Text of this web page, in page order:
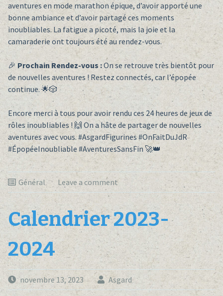
aventures en mode marathon épique, d’avoir apporté une
bonne ambiance et d’avoir partagé ces moments
inoubliables. La fatigue a picoté, mais la joie et la
camaraderie ont toujours été au rendez-vous.
🎉 Prochain Rendez-vous :On se retrouve très bientôt pour
de nouvelles aventures ! Restez connectés, car l’épopée
continue. 🌟🎲
Encore merci à tous pour avoir rendu ces 24 heures de jeux de
rôles inoubliables ! 🙌 On a hâte de partager de nouvelles
aventures avec vous. #AsgardFigurines #OnFaitDuJdR
#ÉpopéeInoubliable #AventuresSansFin 🚀👑
Général Leave a comment
Calendrier 2023-
2024
novembre 13, 2023 Asgard